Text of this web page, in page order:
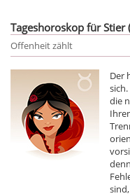
Tageshoroskop für Stier
Offenheit zählt
Der
die